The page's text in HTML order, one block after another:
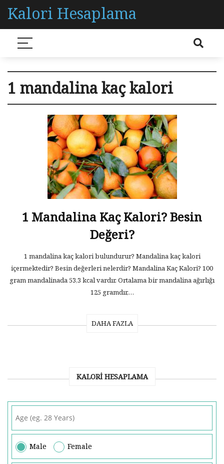
Kalori Hesaplama
1 mandalina kaç kalori
1 Mandalina Kaç Kalori? Besin
Değeri?
1 mandalina kaç kalori bulundurur? Mandalina kaç kalori
içermektedir? Besin değerleri nelerdir? Mandalina Kaç Kalori? 100
gram mandalinada 53,3 kcal vardır. Ortalama bir mandalina ağırlığı
125 gramdır,…
DAHA FAZLA
KALORI HESAPLAMA
Male Female